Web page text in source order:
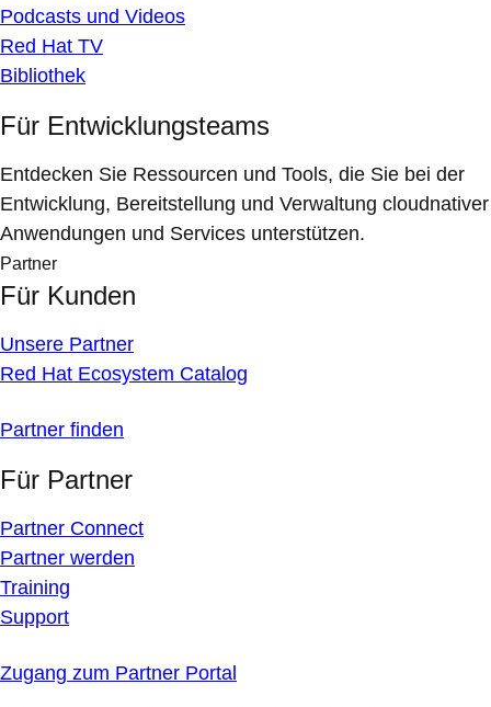
Podcasts und Videos
Red Hat TV
Bibliothek
Für Entwicklungsteams
Entdecken Sie Ressourcen und Tools, die Sie bei der
Entwicklung, Bereitstellung und Verwaltung cloudnativer
Anwendungen und Services unterstützen.
Partner
Für Kunden
Unsere Partner
Red Hat Ecosystem Catalog
Partner finden
Für Partner
Partner Connect
Partner werden
Training
Support
Zugang zum Partner Portal